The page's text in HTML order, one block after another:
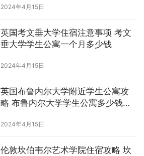
2024年4月15日
英国考文垂大学住宿注意事项 考文
垂大学学生公寓一个月多少钱
2024年4月15日
英国布鲁内尔大学附近学生公寓攻
略 布鲁内尔大学学生公寓多少钱一
2024年4月15日
伦敦坎伯韦尔艺术学院住宿攻略 坎